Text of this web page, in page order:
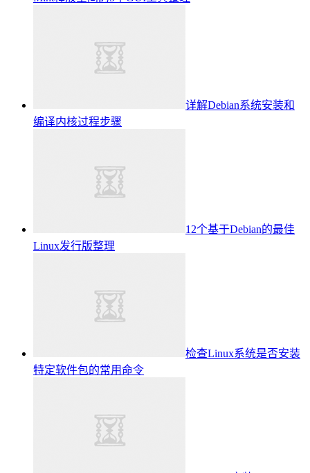
详解Debian系统安装和
编译内核过程步骤
12个基于Debian的最佳
Linux发行版整理
检查Linux系统是否安装
特定软件包的常用命令